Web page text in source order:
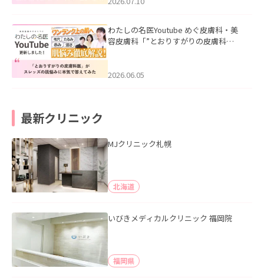
わたしの名医Youtube めぐ皮膚科・美
容皮膚科「”とおりすがりの皮膚科
2026.06.05
最新クリニック
MJクリニック札幌
北海道
いびきメディカルクリニック 福岡院
福岡県